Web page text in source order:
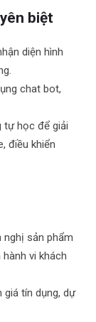
biệt
diện hình
chat bot,
tự học để giải
điều khiển
nghị sản phẩm
vi khách
giá tín dụng, dự